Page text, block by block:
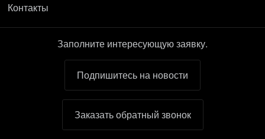
Контакты
Заполните интересующую заявку.
Подпишитесь на новости
Заказать обратный звонок